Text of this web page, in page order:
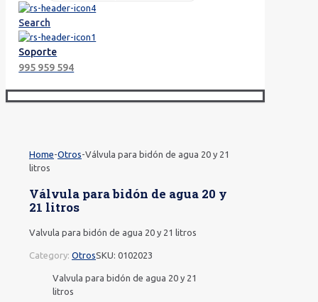
Search
Soporte
995 959 594
Home-Otros-Válvula para bidón de agua 20 y 21
litros
Válvula para bidón de agua 20 y
21 litros
Valvula para bidón de agua 20 y 21 litros
Category: OtrosSKU: 0102023
Valvula para bidón de agua 20 y 21
litros